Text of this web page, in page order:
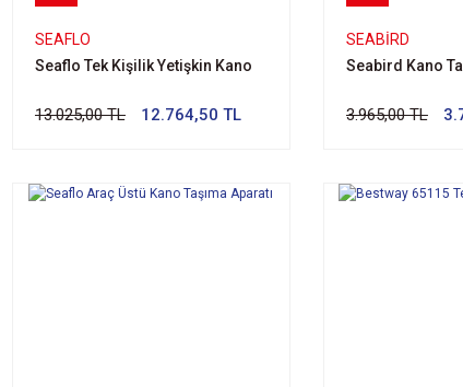
SEAFLO
Seaflo Tek Kişilik Yetişkin Kano
13.025,00 TL 12.764,50 TL
SEABIRD
Seabird Kano
3.965,00 TL